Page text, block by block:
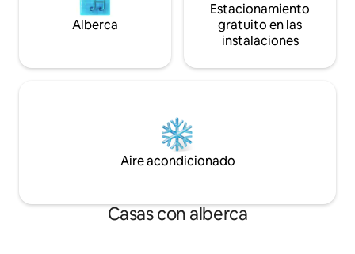
Alberca
Estacionamiento
gratuito en las
instalaciones
Aire acondicionado
Casas con alberca